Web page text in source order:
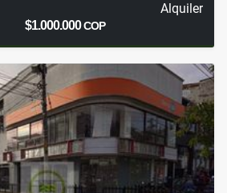
Alquiler
$1.000.000COP